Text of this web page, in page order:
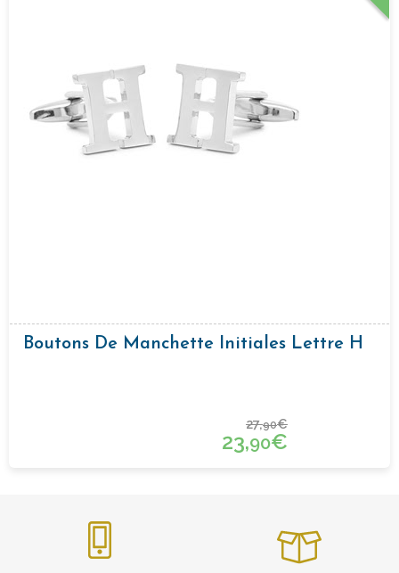
Boutons De Manchette Initiales Lettre H
27,90€
23,90€